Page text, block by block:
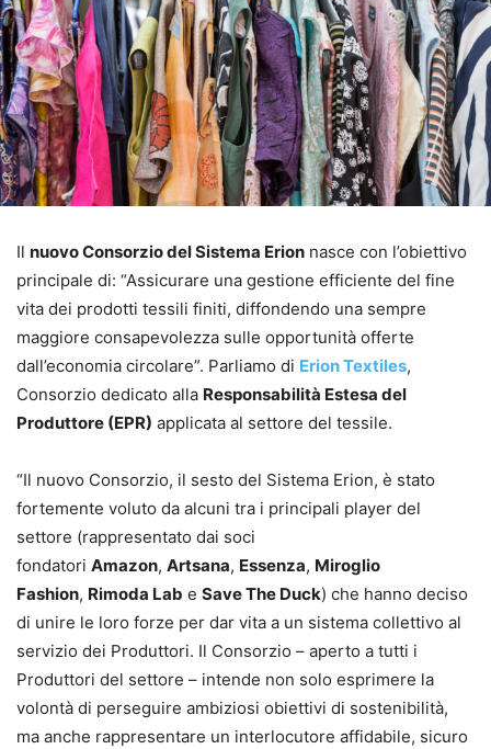
Il nuovo Consorzio del Sistema Erion nasce con l’obiettivo
principale di: “Assicurare una gestione efficiente del fine
vita dei prodotti tessili finiti, diffondendo una sempre
maggiore consapevolezza sulle opportunità offerte
dall’economia circolare”. Parliamo di Erion Textiles,
Consorzio dedicato alla Responsabilità Estesa del
Produttore (EPR) applicata al settore del tessile.
“Il nuovo Consorzio, il sesto del Sistema Erion, è stato
fortemente voluto da alcuni tra i principali player del
settore (rappresentato dai soci
fondatori Amazon, Artsana, Essenza, Miroglio
Fashion, Rimoda Lab e Save The Duck) che hanno deciso
di unire le loro forze per dar vita a un sistema collettivo al
servizio dei Produttori. Il Consorzio – aperto a tutti i
Produttori del settore – intende non solo esprimere la
volontà di perseguire ambiziosi obiettivi di sostenibilità,
ma anche rappresentare un interlocutore affidabile, sicuro